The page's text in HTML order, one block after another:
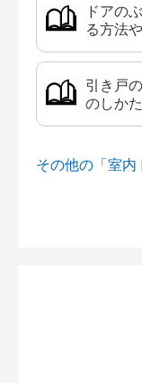
ドアの
る方法
引き戸
のしか
その他の「室